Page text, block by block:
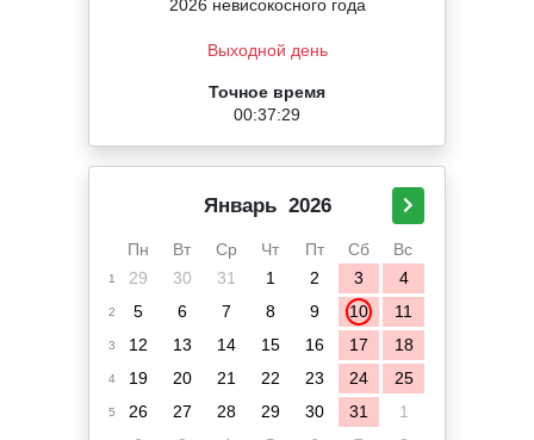
2026 невисокосного года
Выходной день
Точное время
00:37:30
Январь 2026
Пн Вт Ср Чт Пт Сб Вс
1 29 30 31 1 2 3 4
2 5 6 7 8 9 10 11
3 12 13 14 15 16 17 18
4 19 20 21 22 23 24 25
5 26 27 28 29 30 31
1